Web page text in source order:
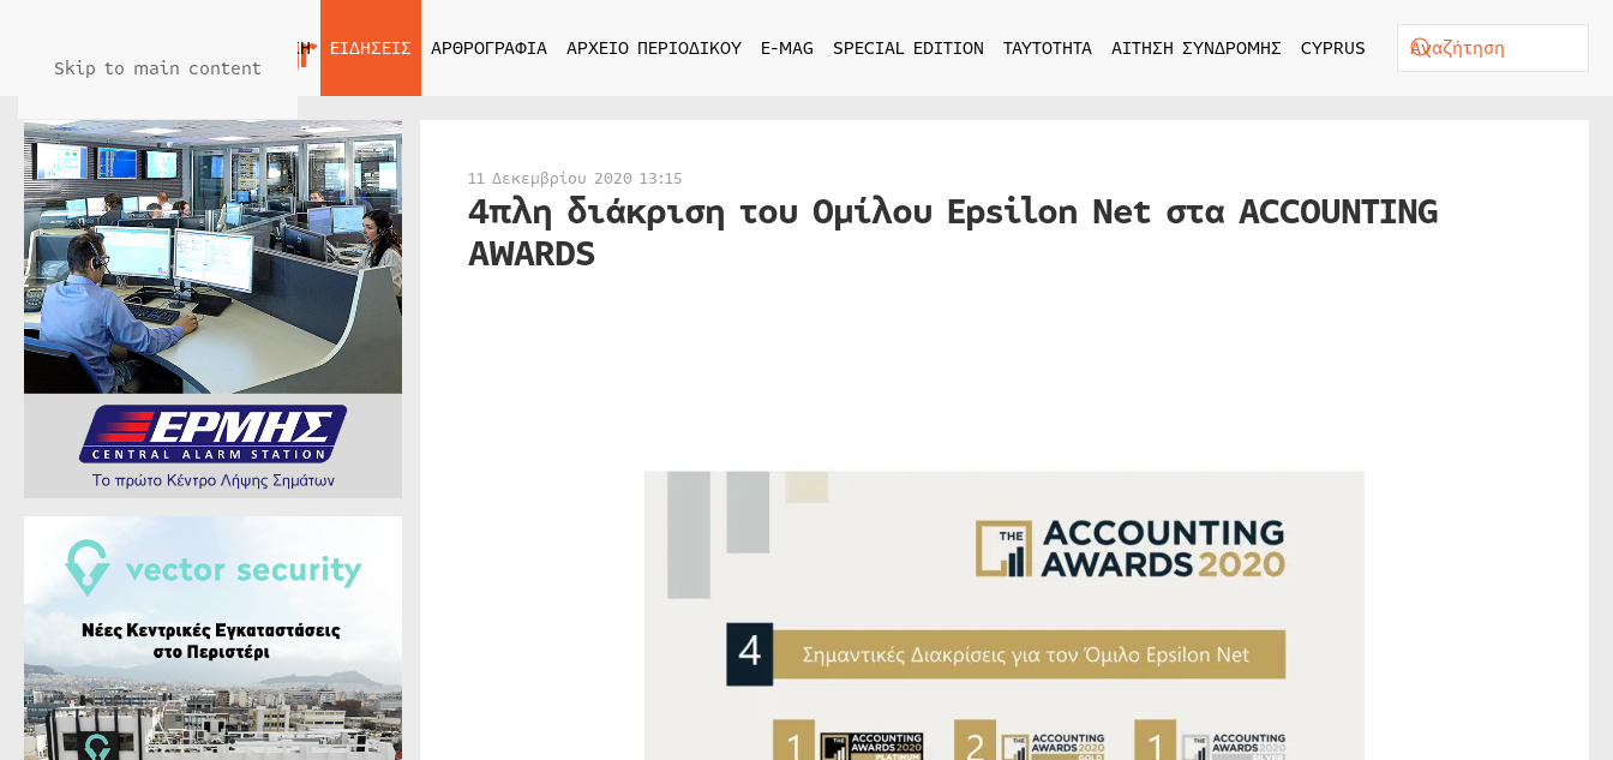
Skip to main content
ΑΡΧΙΚΗ ΕΙΔΗΣΕΙΣ ΑΡΘΡΟΓΡΑΦΙΑ ΑΡΧΕΙΟ ΠΕΡΙΟΔΙΚΟΥ E-MAG SPECIAL EDITION ΤΑΥΤΟΤΗΤΑ ΑΙΤΗΣΗ ΣΥΝΔΡΟΜΗΣ CYPRUS
11 Δεκεμβρίου 2020 13:15
4πλη διάκριση του Ομίλου Epsilon Net στα ACCOUNTING
AWARDS